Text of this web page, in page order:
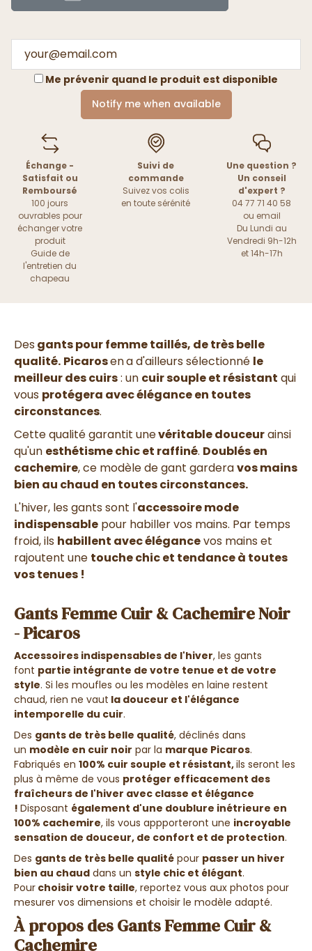
Me prévenir quand le produit est disponible
Notify me when available
Échange -
Satisfait ou
Remboursé
100 jours
ouvrables pour
échanger votre
produit
Guide de
l'entretien du
chapeau
Suivi de
commande
Suivez vos colis
en toute sérénité
Une question ?
Un conseil
d'expert ?
04 77 71 40 58
ou email
Du Lundi au
Vendredi 9h-12h
et 14h-17h
Desgants pour femme taillés, de très belle
qualité. Picarosena d'ailleurs sélectionné le
meilleur des cuirs: un cuir souple et résistant qui
vous protégera avec élégance en toutes
circonstances.
Cette qualité garantit unevéritable douceurainsi
qu'un esthétisme chic et raffiné. Doublés en
cachemire, ce modèle de gant garderavos mains
bien au chaud en toutes circonstances.
L'hiver, les gants sont l'accessoire mode
indispensable pour habiller vos mains. Par temps
froid, ils habillent avec élégancevos mains et
rajoutent une touche chic et tendance à toutes
vos tenues !
Gants Femme Cuir & Cachemire Noir
- Picaros
Accessoires indispensables de l'hiver, les gants
font partie intégrante de votre tenue et de votre
style. Si les moufles ou les modèles en laine restent
chaud, rien ne vaut la douceur et l'élégance
intemporelle du cuir.
Des gants de très belle qualité, déclinés dans
un modèle en cuir noir par la marque Picaros.
Fabriqués en 100% cuir souple et résistant,ils seront les
plus à même de vous protéger efficacement des
fraîcheurs de l'hiver avec classe et élégance
! Disposant également d'une doublure inétrieure en
100% cachemire, ils vous appporteront une incroyable
sensation de douceur, de confort et de protection.
Des gants de très belle qualité pour passer un hiver
bien au chaud dans un style chic et élégant.
Pour choisir votre taille, reportez vous aux photos pour
mesurer vos dimensions et choisir le modèle adapté.
À propos des Gants Femme Cuir &
Cachemire